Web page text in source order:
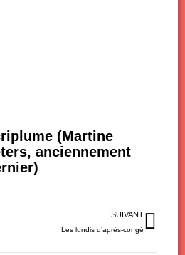
(Martine
anciennement
SUIVANT
Les lundis d’après-congé